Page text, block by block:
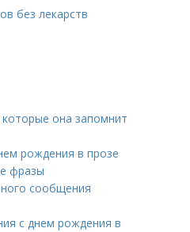
без лекарств
она запомнит
рождения в прозе
фразы
сообщения
с днем рождения в